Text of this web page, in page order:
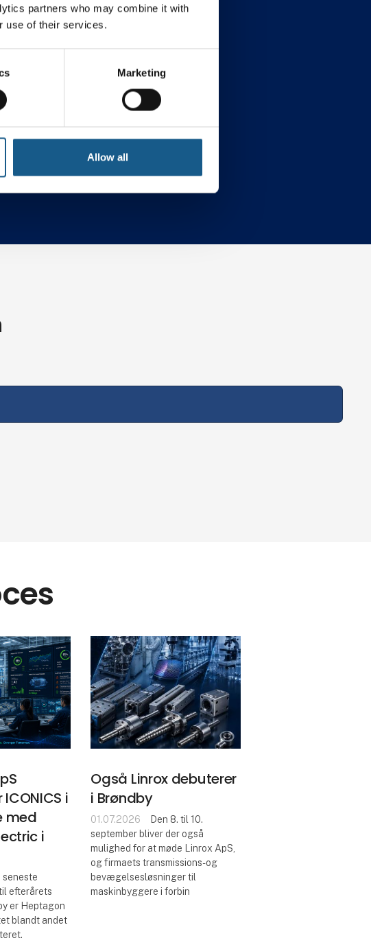
partners who may combine it with
use of their services.
Marketing
Allow all
AI & Cybersecurity
i
med
i
seneste
efterårets
er Heptagon
blandt andet
Også Linrox debuterer
i Brøndby
01.07.2026
Den 8. til 10.
september bliver der også
mulighed for at møde Linrox ApS,
og firmaets transmissions- og
bevægelsesløsninger til
maskinbyggere i forbin